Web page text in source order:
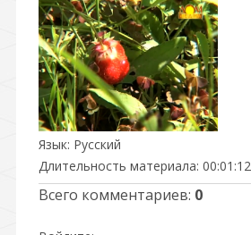
Язык: Русский
Длительность материала: 00:01:12
Всего комментариев: 0